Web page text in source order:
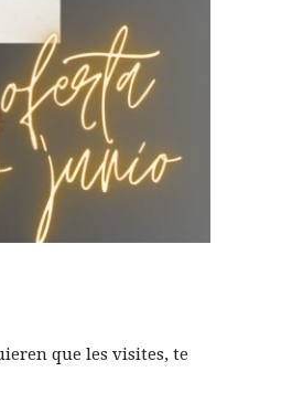
que les visites, te